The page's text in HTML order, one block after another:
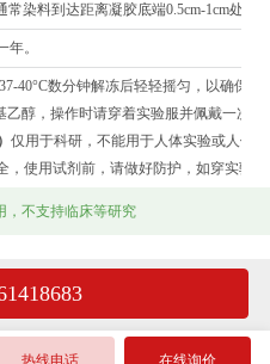
常染料到达距离凝胶底端0.5cm-1cm处即
。
40°C数分钟解冻后轻轻摇匀，以确保溶
乙醇，操作时请穿着实验服并佩戴一次性
仅用于科研，不能用于人体实验或人体
，使用试剂前，请做好防护，如穿实验
，不支持临床等研究
热线电话 在线询价